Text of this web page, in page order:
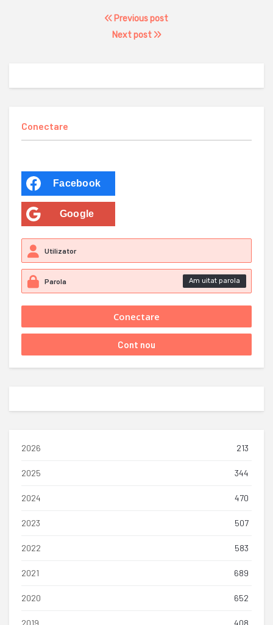
Previous post
Next post
Conectare
Facebook
Google
Am uitat parola
2026 213
2025 344
2024 470
2023 507
2022 583
2021 689
2020 652
2019 408